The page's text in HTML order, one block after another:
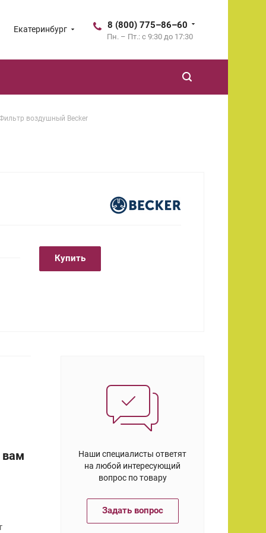
Екатеринбург 8 (800) 775–86–60
Пн. – Пт.: с 9:30 до 17:30
воздушный Becker
Купить
Наши специалисты ответят
на любой интересующий
вопрос по товару
Задать вопрос